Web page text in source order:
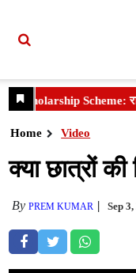
Home Video
क्या छात्रों की
ByPREM KUMAR Sep